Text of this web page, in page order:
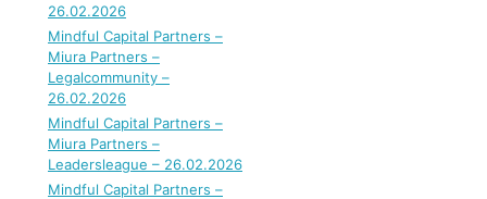
26.02.2026
Mindful Capital Partners –
Miura Partners –
Legalcommunity –
26.02.2026
Mindful Capital Partners –
Miura Partners –
Leadersleague – 26.02.2026
Mindful Capital Partners –